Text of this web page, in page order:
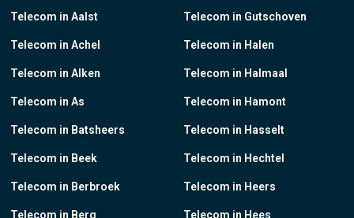
Telecom in Aalst
Telecom in Achel
Telecom in Alken
Telecom in As
Telecom in Batsheers
Telecom in Beek
Telecom in Berbroek
Telecom in Berg
Telecom in Gutschoven
Telecom in Halen
Telecom in Halmaal
Telecom in Hamont
Telecom in Hasselt
Telecom in Hechtel
Telecom in Heers
Telecom in Hees